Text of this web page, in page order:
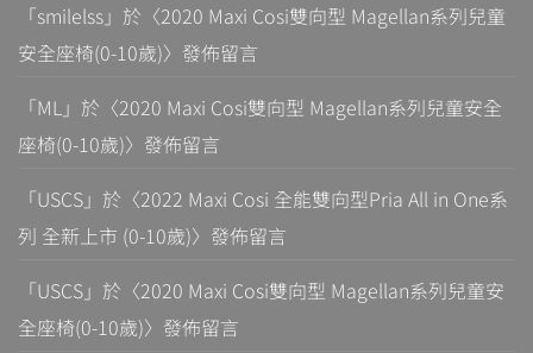
「smilelss」於〈2020 Maxi Cosi雙向型 Magellan系列兒童
安全座椅(0-10歲)〉發佈留言
「ML」於〈2020 Maxi Cosi雙向型 Magellan系列兒童安全
座椅(0-10歲)〉發佈留言
「USCS」於〈2022 Maxi Cosi 全能雙向型Pria All in One系
列 全新上市 (0-10歲)〉發佈留言
「USCS」於〈2020 Maxi Cosi雙向型 Magellan系列兒童安
全座椅(0-10歲)〉發佈留言